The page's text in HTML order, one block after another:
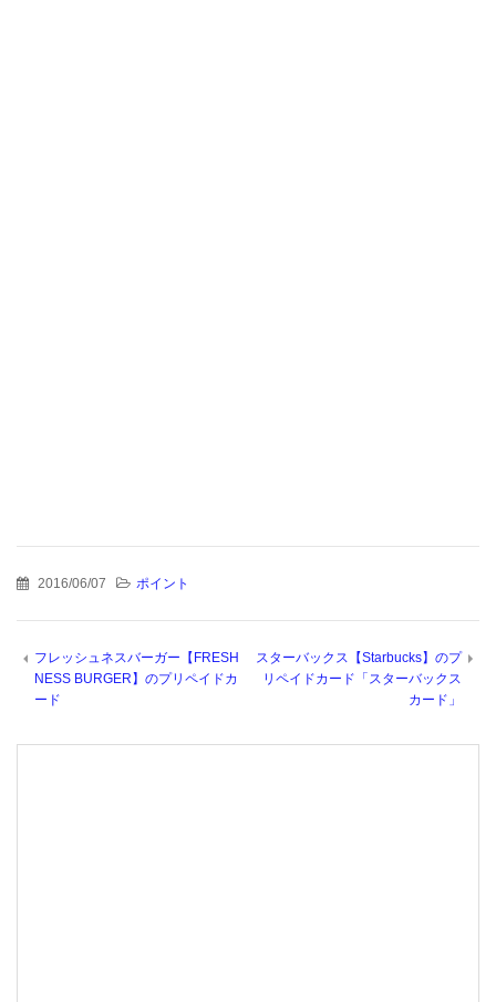
2016/06/07 ポイント
フレッシュネスバーガー【FRESH
NESS BURGER】のプリペイドカ
ード
スターバックス【Starbucks】のプ
リペイドカード「スターバックス
カード」